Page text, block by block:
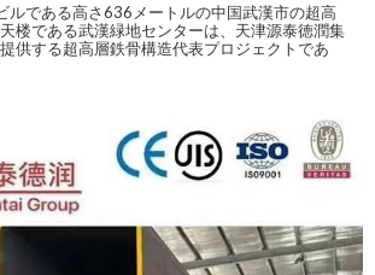
ルである高さ636メートルの中国武漢市の超高
楼である武漢緑地センターは、天津源泰徳潤集
供する超高層鉄骨構造代表プロジェクトであ